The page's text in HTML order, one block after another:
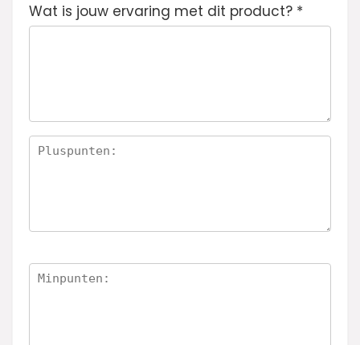
va
n
n
de 5
sterren
sterren
sterren
sterren
Wat is jouw ervaring met dit product? *